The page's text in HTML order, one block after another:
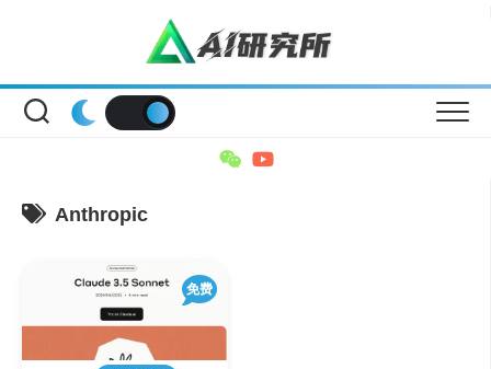
Anthropic
免费